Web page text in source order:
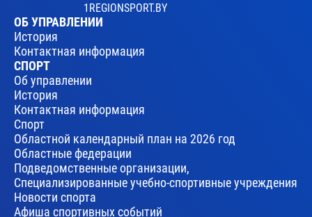
1REGIONSPORT.BY
ОБ УПРАВЛЕНИИ
История
Контактная информация
СПОРТ
Об управлении
История
Контактная информация
Спорт
Областной календарный план на 2026 год
Областные федерации
Подведомственные организации,
Специализированные учебно-спортивные учреждения
Новости спорта
Афиша спортивных событий